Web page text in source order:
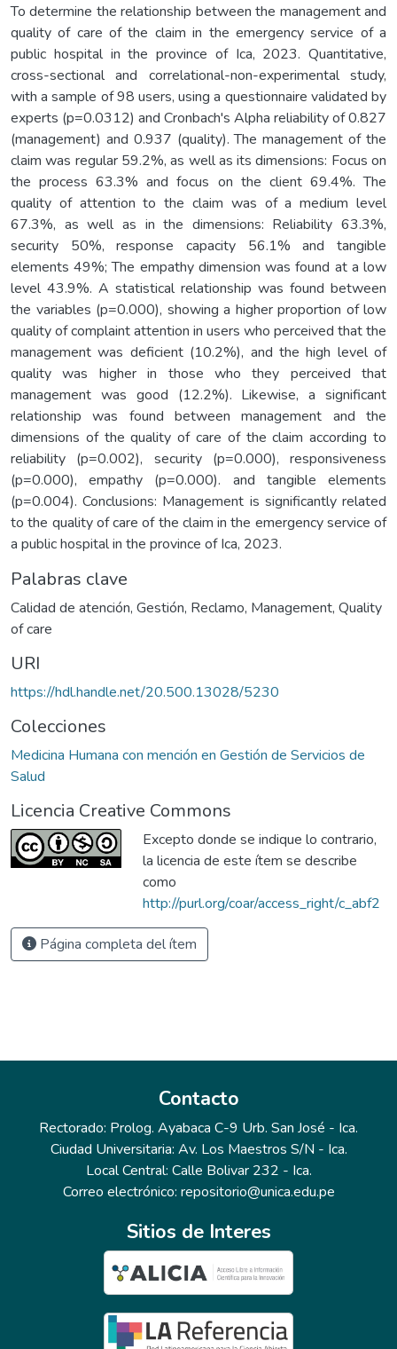
To determine the relationship between the management and
quality of care of the claim in the emergency service of a
public hospital in the province of Ica, 2023. Quantitative,
cross-sectional and correlational-non-experimental study,
with a sample of 98 users, using a questionnaire validated by
experts (p=0.0312) and Cronbach's Alpha reliability of 0.827
(management) and 0.937 (quality). The management of the
claim was regular 59.2%, as well as its dimensions: Focus on
the process 63.3% and focus on the client 69.4%. The
quality of attention to the claim was of a medium level
67.3%, as well as in the dimensions: Reliability 63.3%,
security 50%, response capacity 56.1% and tangible
elements 49%; The empathy dimension was found at a low
level 43.9%. A statistical relationship was found between
the variables (p=0.000), showing a higher proportion of low
quality of complaint attention in users who perceived that the
management was deficient (10.2%), and the high level of
quality was higher in those who they perceived that
management was good (12.2%). Likewise, a significant
relationship was found between management and the
dimensions of the quality of care of the claim according to
reliability (p=0.002), security (p=0.000), responsiveness
(p=0.000), empathy (p=0.000). and tangible elements
(p=0.004). Conclusions: Management is significantly related
to the quality of care of the claim in the emergency service of
a public hospital in the province of Ica, 2023.
Palabras clave
Calidad de atención, Gestión, Reclamo, Management, Quality
of care
URI
https://hdl.handle.net/20.500.13028/5230
Colecciones
Medicina Humana con mención en Gestión de Servicios de
Salud
Licencia Creative Commons
Excepto donde se indique lo contrario,
la licencia de este ítem se describe
como
http://purl.org/coar/access_right/c_abf2
Página completa del ítem
Contacto
Rectorado: Prolog. Ayabaca C-9 Urb. San José - Ica.
Ciudad Universitaria: Av. Los Maestros S/N - Ica.
Local Central: Calle Bolivar 232 - Ica.
Correo electrónico: repositorio@unica.edu.pe
Sitios de Interes